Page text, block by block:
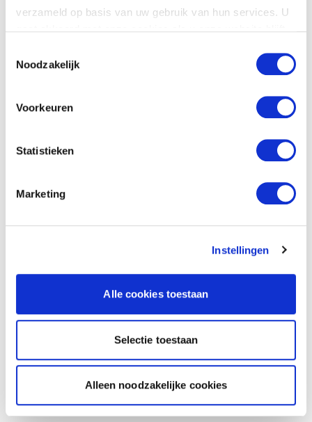
verzameld op basis van uw gebruik van hun services. U
Noodzakelijk
Voorkeuren
Statistieken
Marketing
Instellingen
Alle cookies toestaan
Selectie toestaan
Alleen noodzakelijke cookies